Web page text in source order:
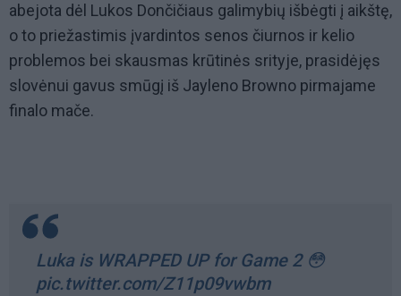
abejota dėl Lukos Dončičiaus galimybių išbėgti į aikštę,
o to priežastimis įvardintos senos čiurnos ir kelio
problemos bei skausmas krūtinės srityje, prasidėjęs
slovėnui gavus smūgį iš Jayleno Browno pirmajame
finalo mače.
Luka is WRAPPED UP for Game 2 😳
pic.twitter.com/Z11p09vwbm